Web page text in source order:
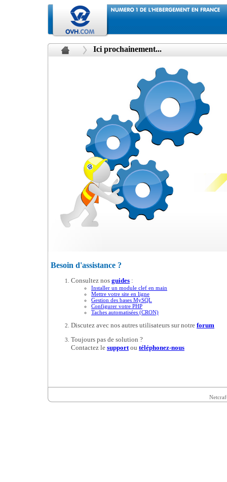
Ici prochainement...
Besoin d'assistance ?
Consultez nos guides :
Installer un module clef en main
Mettre votre site en ligne
Gestion des bases MySQL
Configurer votre PHP
Taches automatisées (CRON)
Discutez avec nos autres utilisateurs sur notre forum
Toujours pas de solution ?
Contactez le supportou téléphonez-nous